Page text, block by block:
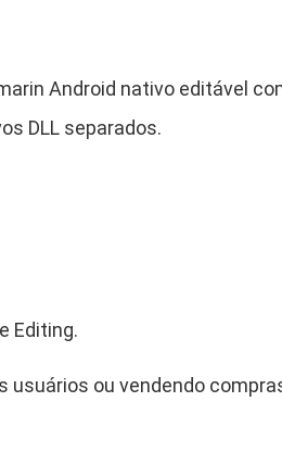
i
g
Android nativo editável
DLL separados.
Editing.
usuários ou vendendo